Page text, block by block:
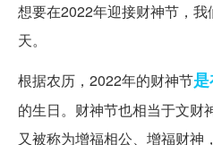
想要在2022年迎接财神节，
天。
根据农历，2022年的财神节
的生日。财神节也相当于文财
又被称为增福相公、增福财神